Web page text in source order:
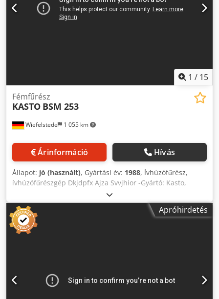
1 / 15
Wiefelstede 1 055 km
Fémfűrész
KASTO BSM 253
Árinformáció Hívás
Állapot: jó (használt), Gyártási év: 1988, Ívhúzófűrész,
ívhúzófűrészgép Dkjdpfx Ajza Svvjhior -Gyártó: Kasto,
hidraulikus, mobil kivitelű ívhúzófűrész, hűtőfolyadék-
rendszerrel -Típus: BSM 253 -Teljesítmény: 1,5 kW -Vágási
sebesség: 3 fokozatban állítható -Max. vágási magasság:
205 mm -Max. vágási szélesség: 255 mm -Szorító: 45°-ban
elforgatható -Fűrészlap hossza: 400 mm -Gép méretei:
Apróhirdetés